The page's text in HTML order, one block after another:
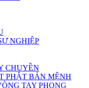
NGHIỆP
CHUYỀN
PHẬT BẢN MỆNH
TAY PHONG